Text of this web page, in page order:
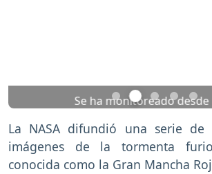
Se ha monitoreado desde
La NASA difundió una serie de
imágenes de la tormenta
conocida como la Gran Mancha